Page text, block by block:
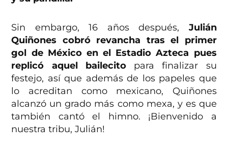
Sin embargo, 16 años después, Julián
Quiñones cobró revancha tras el primer
gol de México en el Estadio Azteca pues
replicó aquel bailecitopara finalizar su
festejo, así que además de los papeles que
lo acreditan como mexicano, Quiñones
alcanzó un grado más como mexa, y es que
también cantó el himno. ¡Bienvenido a
nuestra tribu, Julián!